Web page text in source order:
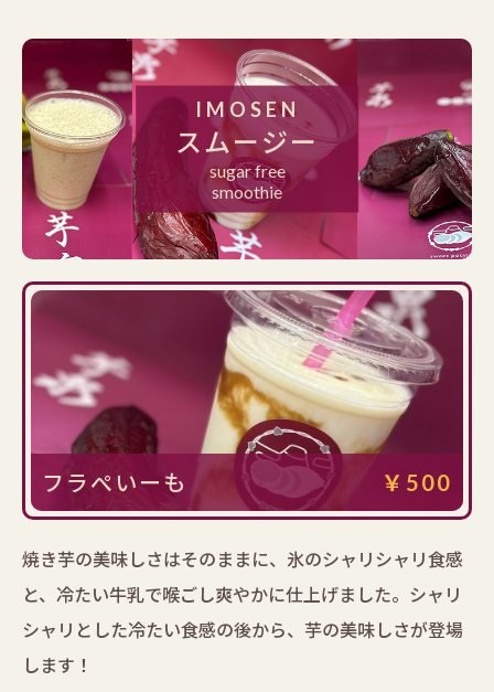
IMOSEN
スムージー
sugar free
smoothie
フラぺいーも ￥500
焼き芋の美味しさはそのままに、氷のシャリシャリ食感
と、冷たい牛乳で喉ごし爽やかに仕上げました。シャリ
シャリとした冷たい食感の後から、芋の美味しさが登場
します！